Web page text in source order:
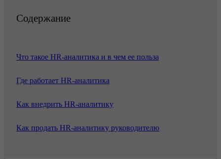
Содержание
Что такое HR-аналитика и в чем ее польза
Где работает HR-аналитика
Как внедрить HR-аналитику
Как продать HR-аналитику руководителю